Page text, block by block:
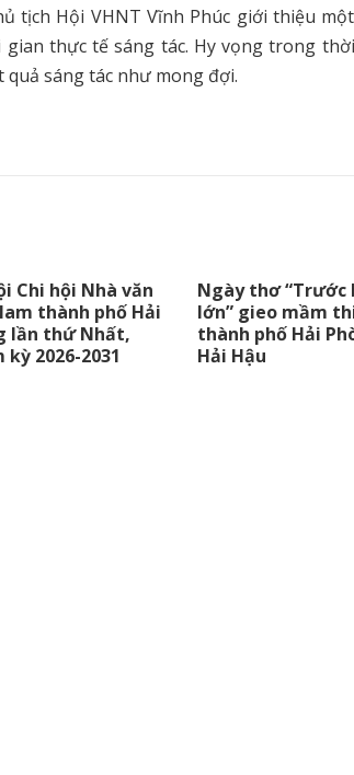
tịch Hội VHNT Vĩnh Phúc giới thiệu
thực tế sáng tác. Hy vọng trong
quả sáng tác như mong đợi.
Chi hội Nhà văn
thành phố Hải
lần thứ Nhất,
kỳ 2026-2031
Ngày thơ “Trước
lớn” gieo mầm
thành phố Hải
Hải Hậu